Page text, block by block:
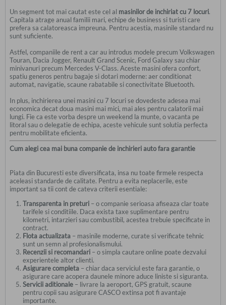
Un segment tot mai cautat este cel al masinilor de inchiriat cu 7 locuri.
Capitala atrage anual familii mari, echipe de business si turisti care
prefera sa calatoreasca impreuna. Pentru acestia, masinile standard nu
sunt suficiente.
Astfel, companiile de rent a car au introdus modele precum Volkswagen
Touran, Dacia Jogger, Renault Grand Scenic, Ford Galaxy sau chiar
minivanuri precum Mercedes V-Class. Aceste masini ofera confort,
spatiu generos pentru bagaje si dotari moderne: aer conditionat
automat, navigatie, scaune rabatabile si conectivitate Bluetooth.
In plus, inchirierea unei masini cu 7 locuri se dovedeste adesea mai
economica decat doua masini mai mici, mai ales pentru calatorii mai
lungi. Fie ca este vorba despre un weekend la munte, o vacanta pe
litoral sau o delegatie de echipa, aceste vehicule sunt solutia perfecta
pentru mobilitate eficienta.
Cum alegi cea mai buna companie de inchirieri auto fara garantie
Piata din Bucuresti este diversificata, insa nu toate firmele respecta
aceleasi standarde de calitate. Pentru a evita neplacerile, este
important sa tii cont de cateva criterii esentiale:
Transparenta in preturi – o companie serioasa afiseaza clar toate
tarifele si conditiile. Daca exista taxe suplimentare pentru
kilometri, intarzieri sau combustibil, acestea trebuie specificate in
contract.
Flota actualizata – masinile moderne, curate si verificate tehnic
sunt un semn al profesionalismului.
Recenzii si recomandari – o simpla cautare online poate dezvalui
experientele altor clienti.
Asigurare completa – chiar daca serviciul este fara garantie, o
asigurare care acopera daunele minore aduce liniste si siguranta.
Servicii aditionale – livrare la aeroport, GPS gratuit, scaune
pentru copii sau asigurare CASCO extinsa pot fi avantaje
importante.